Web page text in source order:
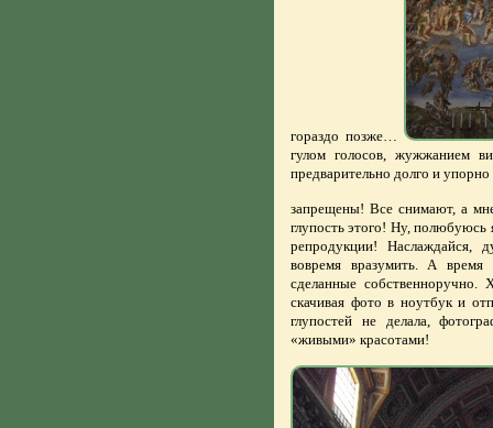
гораздо позже…
гулом голосов, жужжанием
предварительно долго и
запрещены! Все снимают, а
глупость этого! Ну, полюбуюсь
репродукции!
вовремя вразумить. А
сделанные
скачивая фото в ноутбук и
глупостей не делала,
«живыми» красотами!